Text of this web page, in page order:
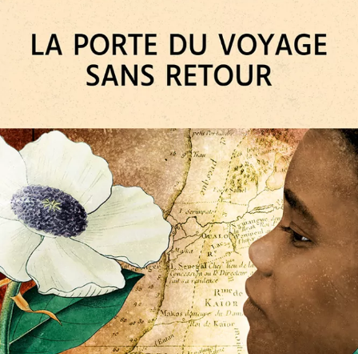
La Porte du voyage sans retour
David Diop
24€